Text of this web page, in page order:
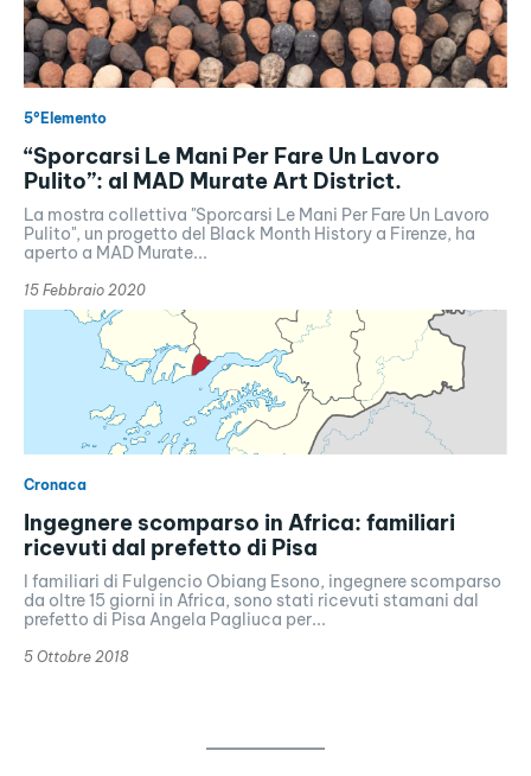
5°Elemento
“Sporcarsi Le Mani Per Fare Un Lavoro
Pulito”: al MAD Murate Art District.
La mostra collettiva "Sporcarsi Le Mani Per Fare Un Lavoro
Pulito", un progetto del Black Month History a Firenze, ha
aperto a MAD Murate...
15 Febbraio 2020
Cronaca
Ingegnere scomparso in Africa: familiari
ricevuti dal prefetto di Pisa
I familiari di Fulgencio Obiang Esono, ingegnere scomparso
da oltre 15 giorni in Africa, sono stati ricevuti stamani dal
prefetto di Pisa Angela Pagliuca per...
5 Ottobre 2018